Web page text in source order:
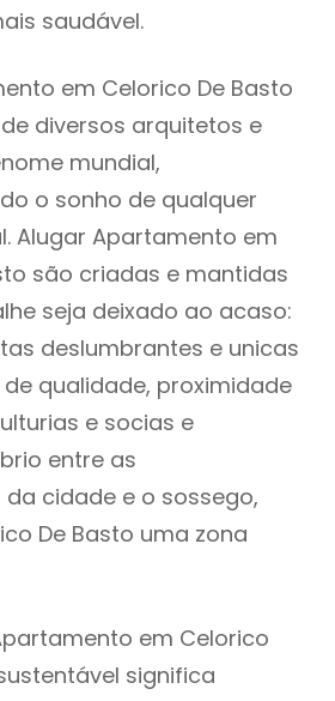
saudável.
em Celorico De Basto
diversos arquitetos e
mundial,
o sonho de qualquer
Alugar Apartamento em
são criadas e mantidas
seja deixado ao acaso:
deslumbrantes e unicas
qualidade, proximidade
e socias e
entre as
cidade e o sossego,
De Basto uma zona
em Celorico
significa